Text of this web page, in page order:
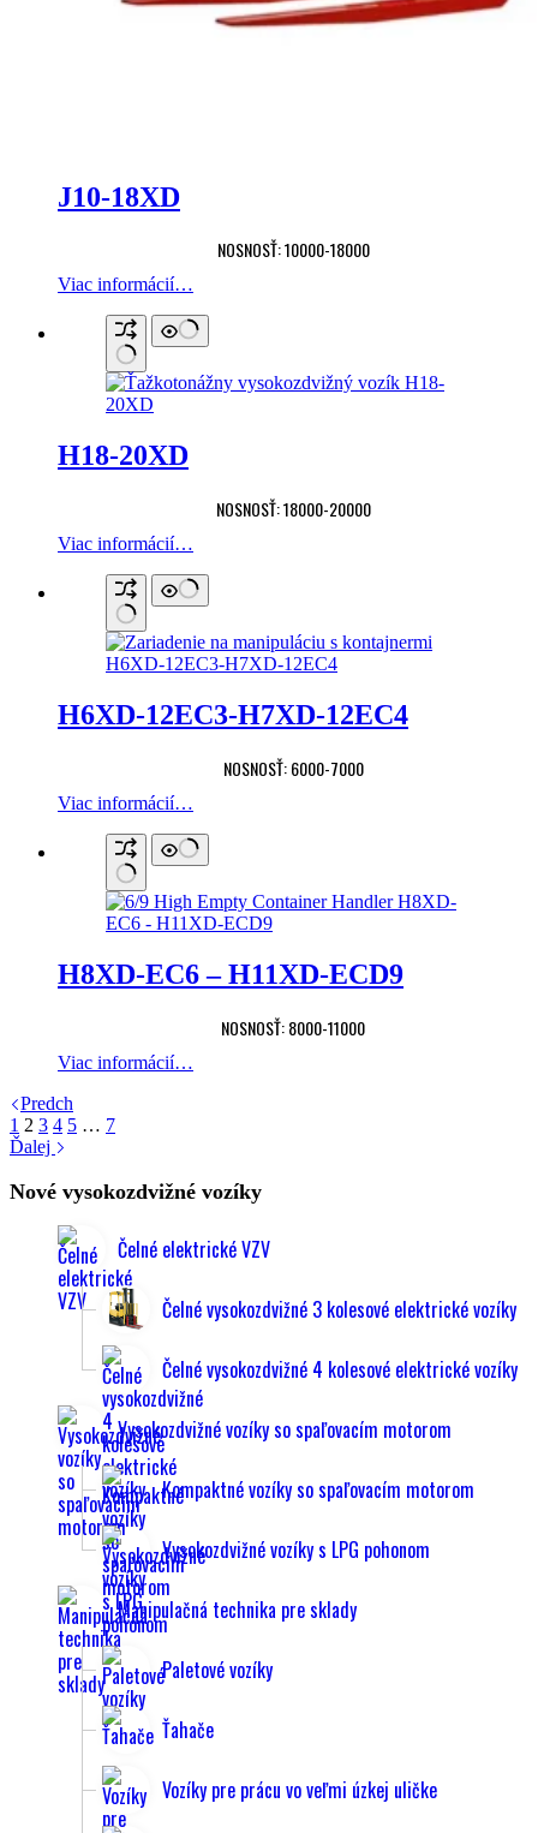
J10-18XD
NOSNOSŤ: 10000-18000
Viac informácií…
H18-20XD
NOSNOSŤ: 18000-20000
Viac informácií…
H6XD-12EC3-H7XD-12EC4
NOSNOSŤ: 6000-7000
Viac informácií…
H8XD-EC6 – H11XD-ECD9
NOSNOSŤ: 8000-11000
Viac informácií…
Predch
1 2 3 4 5 … 7
Ďalej
Nové vysokozdvižné vozíky
Čelné elektrické VZV
Čelné vysokozdvižné 3 kolesové elektrické vozíky
Čelné vysokozdvižné 4 kolesové elektrické vozíky
Vysokozdvižné vozíky so spaľovacím motorom
Kompaktné vozíky so spaľovacím motorom
Vysokozdvižné vozíky s LPG pohonom
Manipulačná technika pre sklady
Paletové vozíky
Ťahače
Vozíky pre prácu vo veľmi úzkej uličke